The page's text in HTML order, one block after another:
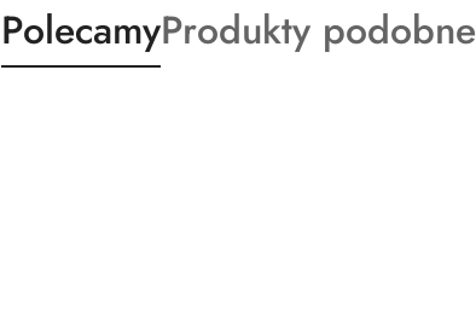
Produkty
o
PolecamyProdukty
o
Produkty podobne